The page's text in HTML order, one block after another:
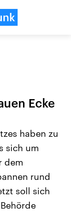
Beiträge,
und
die Vereinigten
Ecke
haben zu
sich um
dem
rund
soll sich